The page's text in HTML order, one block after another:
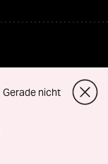
Gerade nicht